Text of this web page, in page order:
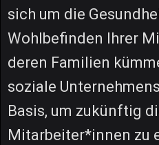
sich um die
Wohlbefinden Ihrer
deren Familien
soziale
Basis, um zukünftig
Mitarbeiter*innen zu